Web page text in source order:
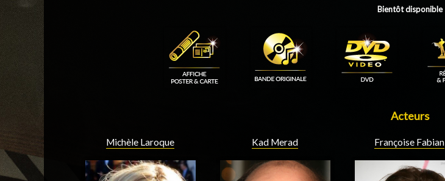
Bientôt disponible
Acteurs
Michèle Laroque Kad Merad Françoise Fabian